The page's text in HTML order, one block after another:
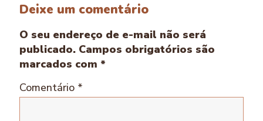
Deixe um comentário
O seu endereço de e-mail não será
publicado. Campos obrigatórios são
marcados com *
Comentário *